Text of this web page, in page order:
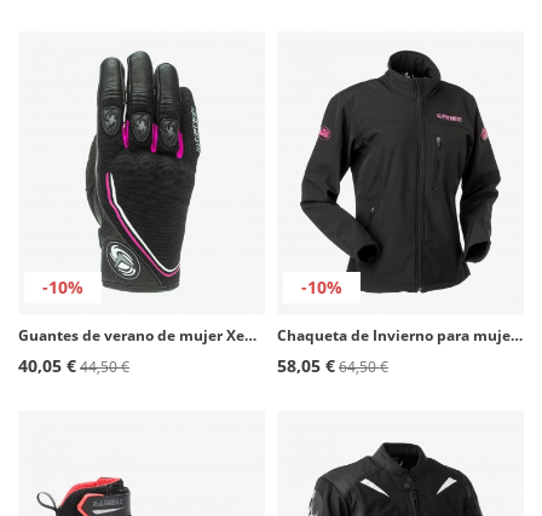
-10%
Guantes de verano de mujer Xena de Rainers en color negro
40,05 €44,50 €
-10%
Chaqueta de Invierno para mujer Rainers April negro
58,05 €64,50 €